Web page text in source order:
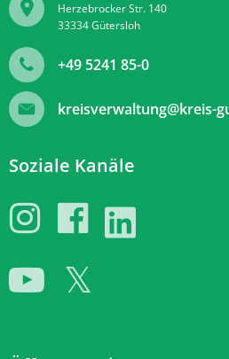
Herzebrocker Str. 140
33334Gütersloh
+49 5241 85-0
kreisverwaltung@kreis-
Soziale Kanäle